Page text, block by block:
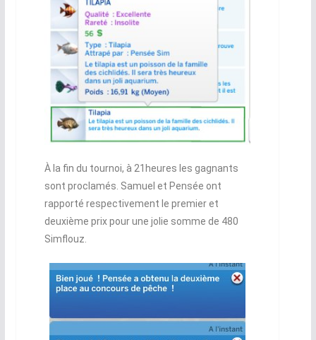
À la fin du tournoi, à 21heures les gagnants
sont proclamés. Samuel et Pensée ont
rapporté respectivement le premier et
deuxième prix pour une jolie somme de 480
Simflouz.